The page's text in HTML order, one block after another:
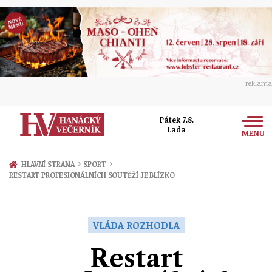
reklama
Pátek 7.8.
Lada
MENU
Zprávy
HLAVNÍ STRANA › SPORT ›
RESTART PROFESIONÁLNÍCH SOUTĚŽÍ JE BLÍZKO
VLÁDA ROZHODLA
Restart